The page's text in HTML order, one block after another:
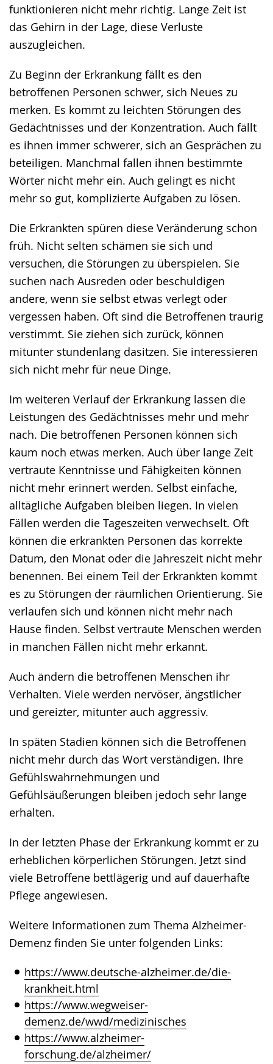
funktionieren nicht mehr richtig. Lange Zeit ist
das Gehirn in der Lage, diese Verluste
auszugleichen.
Zu Beginn der Erkrankung fällt es den
betroffenen Personen schwer, sich Neues zu
merken. Es kommt zu leichten Störungen des
Gedächtnisses und der Konzentration. Auch fällt
es ihnen immer schwerer, sich an Gesprächen zu
beteiligen. Manchmal fallen ihnen bestimmte
Wörter nicht mehr ein. Auch gelingt es nicht
mehr so gut, komplizierte Aufgaben zu lösen.
Die Erkrankten spüren diese Veränderung schon
früh. Nicht selten schämen sie sich und
versuchen, die Störungen zu überspielen. Sie
suchen nach Ausreden oder beschuldigen
andere, wenn sie selbst etwas verlegt oder
vergessen haben. Oft sind die Betroffenen traurig
verstimmt. Sie ziehen sich zurück, können
mitunter stundenlang dasitzen. Sie interessieren
sich nicht mehr für neue Dinge.
Im weiteren Verlauf der Erkrankung lassen die
Leistungen des Gedächtnisses mehr und mehr
nach. Die betroffenen Personen können sich
kaum noch etwas merken. Auch über lange Zeit
vertraute Kenntnisse und Fähigkeiten können
nicht mehr erinnert werden. Selbst einfache,
alltägliche Aufgaben bleiben liegen. In vielen
Fällen werden die Tageszeiten verwechselt. Oft
können die erkrankten Personen das korrekte
Datum, den Monat oder die Jahreszeit nicht mehr
benennen. Bei einem Teil der Erkrankten kommt
es zu Störungen der räumlichen Orientierung. Sie
verlaufen sich und können nicht mehr nach
Hause finden. Selbst vertraute Menschen werden
in manchen Fällen nicht mehr erkannt.
Auch ändern die betroffenen Menschen ihr
Verhalten. Viele werden nervöser, ängstlicher
und gereizter, mitunter auch aggressiv.
In späten Stadien können sich die Betroffenen
nicht mehr durch das Wort verständigen. Ihre
Gefühlswahrnehmungen und
Gefühlsäußerungen bleiben jedoch sehr lange
erhalten.
In der letzten Phase der Erkrankung kommt er zu
erheblichen körperlichen Störungen. Jetzt sind
viele Betroffene bettlägerig und auf dauerhafte
Pflege angewiesen.
Weitere Informationen zum Thema Alzheimer-
Demenz finden Sie unter folgenden Links:
https://www.deutsche-alzheimer.de/die-
krankheit.html
https://www.wegweiser-
demenz.de/wwd/medizinisches
https://www.alzheimer-
forschung.de/alzheimer/